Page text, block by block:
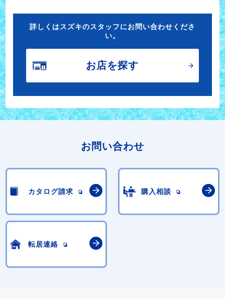
詳しくはスズキのスタッフにお問い合わせくださ
い。
お店を探す
お問い合わせ
カタログ請求 購入相談
転居連絡